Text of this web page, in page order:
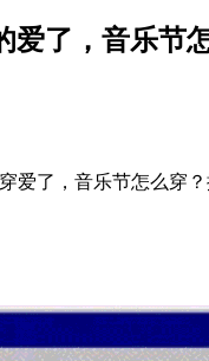
爱了，音乐节
爱了，音乐节怎么穿